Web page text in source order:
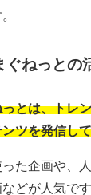
ぐねっとの
とは、トレ
ツを発信し
た企画や、
どが人気です